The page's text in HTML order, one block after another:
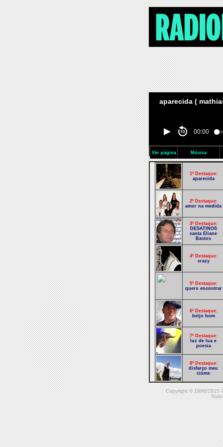
aparecida (
00:00
Ver página Música
1º Destaque:
aparecida
2º Destaque:
amor na medida
3º Destaque:
DESATINOS
canta Eliane
Bastos
4º Destaque:
crazy
5º Destaque:
quero encontrar
6º Destaque:
beijo bom
7º Destaque:
luz de lua e
poesia
8º Destaque:
disfarço meu
ciúme
9º Destaque:
Antes de
enlouquecer
10º Destaque:
não vou deixar
passar!
Copyright © 1998/2015